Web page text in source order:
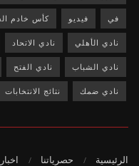
في فيديو كأس خادم
نادي الأهلي نادي الاتحاد
نادي الشباب نادي الفتح
نادي ضمك نتائج الانتخابات
الرئيسية حصرياتنا